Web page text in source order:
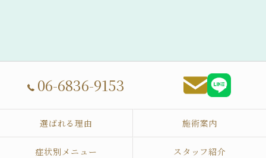
06-6836-9153
選ばれる理由 施術案内
症状別メニュー スタッフ紹介